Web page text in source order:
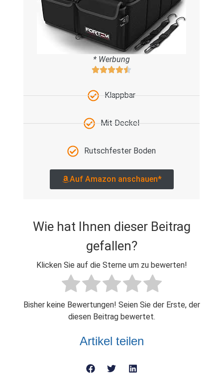
* Werbung
Klappbar
Mit Deckel
Rutschfester Boden
Auf Amazon anschauen*
Wie hat Ihnen dieser Beitrag
gefallen?
Klicken Sie auf die Sterne um zu bewerten!
Bisher keine Bewertungen! Seien Sie der Erste, der
diesen Beitrag bewertet.
Artikel teilen